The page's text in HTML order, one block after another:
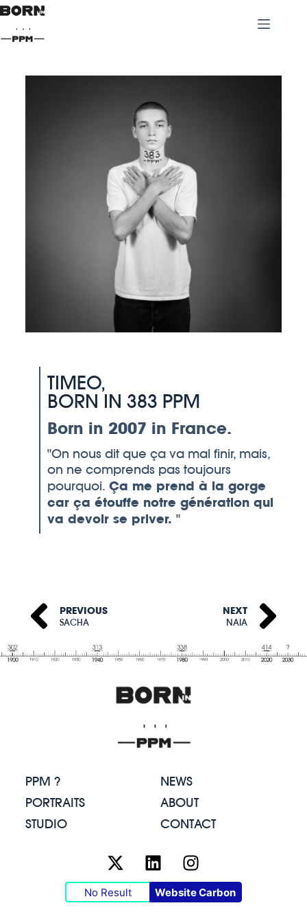
TIMEO,
BORN IN 383 PPM
Born in 2007 in France.
On nous dit que ça va mal finir, mais,
on ne comprends pas toujours
pourquoi. Ça me prend à la gorge
car ça étouffe notre génération qui
va devoir se priver.
PREVIOUS
SACHA
NEXT
NAIA
PPM ?
PORTRAITS
STUDIO
NEWS
ABOUT
CONTACT
No Result Website Carbon